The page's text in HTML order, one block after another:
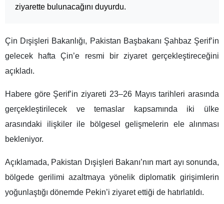
ziyarette bulunacağını duyurdu.
Çin Dışişleri Bakanlığı, Pakistan Başbakanı Şahbaz Şerif’in
gelecek hafta Çin’e resmi bir ziyaret gerçekleştireceğini
açıkladı.
Habere göre Şerif’in ziyareti 23–26 Mayıs tarihleri arasında
gerçekleştirilecek ve temaslar kapsamında iki ülke
arasındaki ilişkiler ile bölgesel gelişmelerin ele alınması
bekleniyor.
Açıklamada, Pakistan Dışişleri Bakanı’nın mart ayı sonunda,
bölgede gerilimi azaltmaya yönelik diplomatik girişimlerin
yoğunlaştığı dönemde Pekin’i ziyaret ettiği de hatırlatıldı.